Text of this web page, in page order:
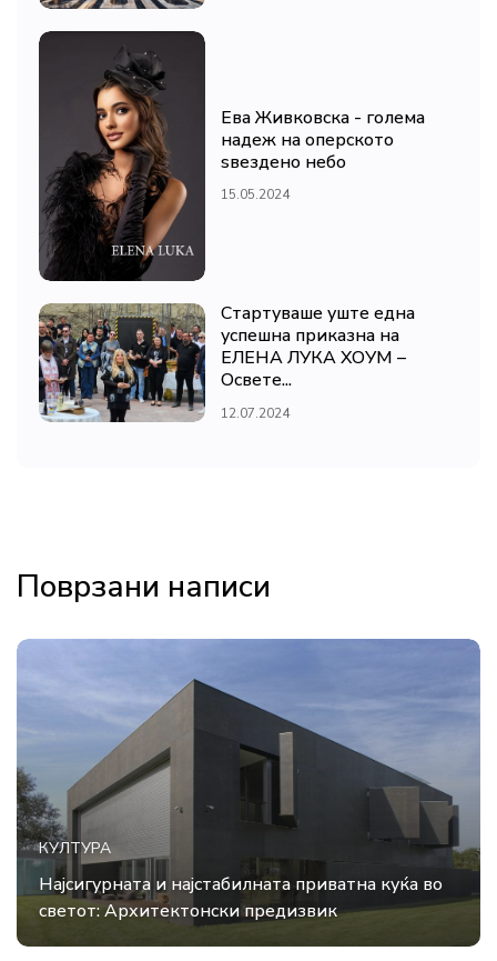
Ева Живковска - голема
надеж на оперското
ѕвездено небо
15.05.2024
Стартуваше уште една
успешна приказна на
ЕЛЕНА ЛУКА ХОУМ –
Освете...
12.07.2024
Поврзани написи
КУЛТУРА
Најсигурната и најстабилната приватна куќа во
светот: Архитектонски предизвик